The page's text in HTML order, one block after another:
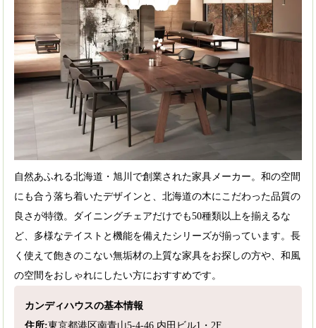
自然あふれる北海道・旭川で創業された家具メーカー。和の空間
にも合う落ち着いたデザインと、北海道の木にこだわった品質の
良さが特徴。ダイニングチェアだけでも50種類以上を揃えるな
ど、多様なテイストと機能を備えたシリーズが揃っています。長
く使えて飽きのこない無垢材の上質な家具をお探しの方や、和風
の空間をおしゃれにしたい方におすすめです。
カンディハウスの基本情報
住所:東京都港区南青山5-4-46 内田ビル1・2F